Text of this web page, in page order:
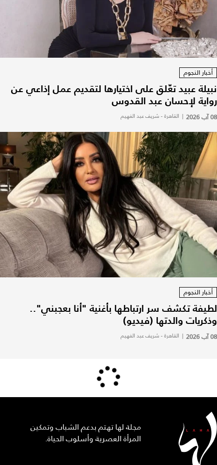
أخبار النجوم
نبيلة عبيد تعّلق على اختيارها لتقديم عمل إذاعي عن
رواية لإحسان عبد القدوس
08 آب 2026 | القاهرة - شريف عبد الفهيم
أخبار النجوم
لطيفة تكشف سر ارتباطها بأغنية "أنا بعجبني"..
وذكريات والدتها (فيديو)
08 آب 2026 | القاهرة - شريف عبد الفهيم
مجلة لها تهتم بدعم الشباب وتمكين
المرأة العصرية وأسلوب الحياة.